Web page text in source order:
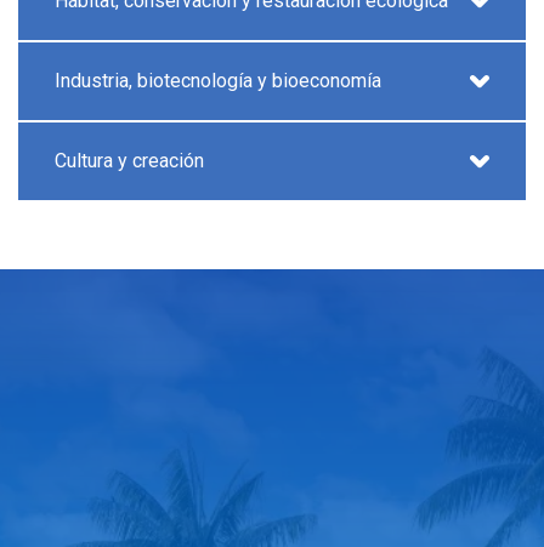
Industria, biotecnología y bioeconomía
Cultura y creación